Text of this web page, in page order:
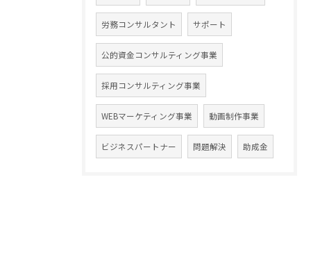
労務コンサルタント サポート
公的資金コンサルティング事業
採用コンサルティング事業
WEBマーケティング事業 動画制作事業
ビジネスパートナー 問題解決 助成金